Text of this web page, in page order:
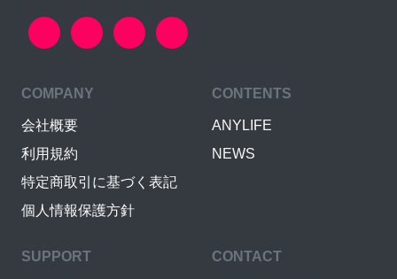
COMPANY
会社概要
利用規約
特定商取引に基づく表記
個人情報保護方針
CONTENTS
ANYLIFE
NEWS
SUPPORT CONTACT